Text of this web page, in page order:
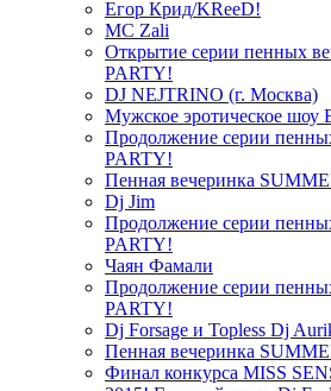
Егор Крид/KReeD!
MC Zali
Открытие серии пенных
PARTY!
DJ NEJTRINO (г. Москва)
Мужское эротическое шоу
Продолжение серии
PARTY!
Пенная вечеринка
Dj Jim
Продолжение серии
PARTY!
Чаян Фамали
Продолжение серии
PARTY!
Dj Forsage и Topless Dj
Пенная вечеринка
Финал конкурса MISS